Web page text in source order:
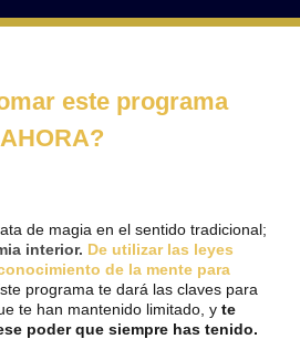
este programa
AHORA?
de magia en el sentido tradicional;
interior. De utilizar las leyes
de la mente para
programa te dará las claves para
te han mantenido limitado, y te
poder que siempre has tenido.